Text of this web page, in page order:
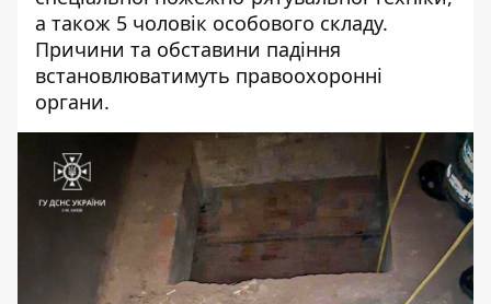
а також 5 чоловік особового складу.
Причини та обставини падіння
встановлюватимуть правоохоронні
органи.